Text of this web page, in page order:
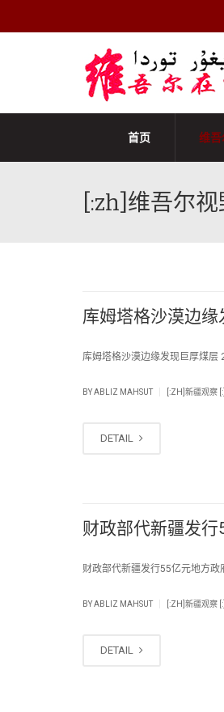
首页 维吾
[:zh]维吾尔
库姆塔格沙漠边缘
库姆塔格沙漠边缘发现巨厚
BYABLIZ MAHSUT [:ZH]新疆观察 [:]
DETAIL
财政部代新疆发
财政部代新疆发行55亿元地方
BYABLIZ MAHSUT [:ZH]新疆观察 [:]
DETAIL